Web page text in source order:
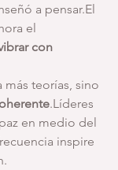
a pensar.El
el
con
teorías, sino
.Líderes
en medio del
inspire